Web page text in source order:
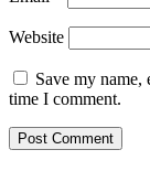
Website
Save my
time I comment.